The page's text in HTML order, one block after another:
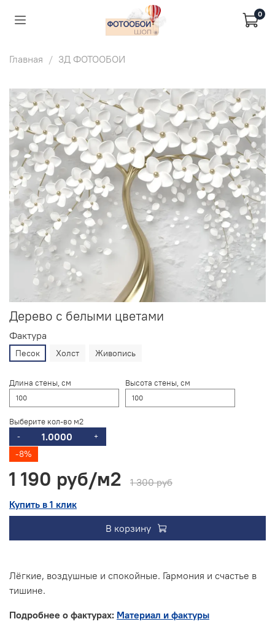
0
Главная 3Д ФОТООБОИ
Дерево с белыми цветами
Фактура
Песок Холст Живопись
Длина стены, см Высота стены, см
Выберите кол-во м2
- +
-8%
1 190 руб
1 300 руб
Купить в 1 клик
В корзину
Лёгкие, воздушные и спокойные. Гармония и счастье в
тишине.
Подробнее о фактурах: Материал и фактуры